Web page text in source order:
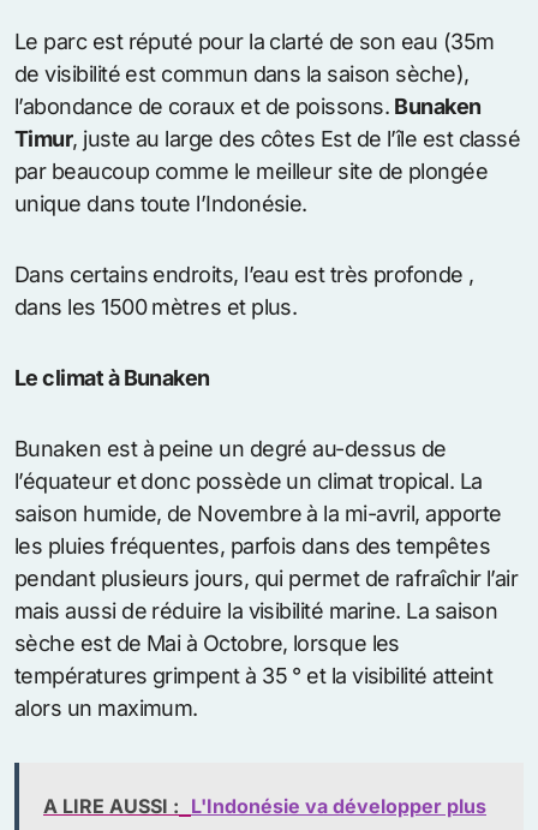
Le parc est réputé pour la clarté de son eau (35m
de visibilité est commun dans la saison sèche),
l’abondance de coraux et de poissons. Bunaken
Timur, juste au large des côtes Est de l’île est classé
par beaucoup comme le meilleur site de plongée
unique dans toute l’Indonésie.
Dans certains endroits, l’eau est très profonde ,
dans les 1500 mètres et plus.
Le climat à Bunaken
Bunaken est à peine un degré au-dessus de
l’équateur et donc possède un climat tropical. La
saison humide, de Novembre à la mi-avril, apporte
les pluies fréquentes, parfois dans des tempêtes
pendant plusieurs jours, qui permet de rafraîchir l’air
mais aussi de réduire la visibilité marine. La saison
sèche est de Mai à Octobre, lorsque les
températures grimpent à 35 ° et la visibilité atteint
alors un maximum.
A LIRE AUSSI : L'Indonésie va développer plus